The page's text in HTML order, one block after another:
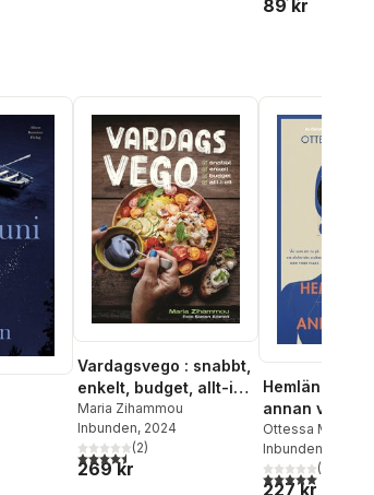
89 kr
Totalt antal röster:
Vardagsvego : snabbt,
enkelt, budget, allt-i-
ett
Maria Zihammou
Inbunden, 2024
4,5utav 5 stjärnor. Totalt antal röster:
(2)
269 kr
Hemlängtan
annan värld
Ottessa
Inbunden
5,0utav 5(
227 kr